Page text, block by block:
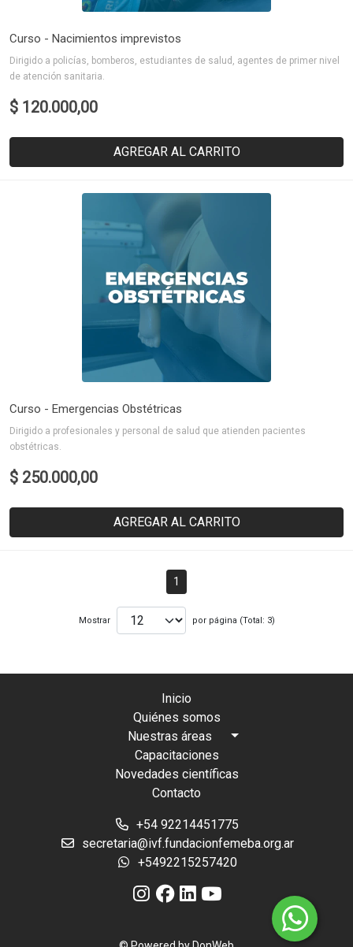
Curso - Nacimientos imprevistos
Dirigido a policías, bomberos, estudiantes de salud, agentes de primer nivel
de atención sanitaria.
$ 120.000,00
AGREGAR AL CARRITO
Curso - Emergencias Obstétricas
Dirigido a profesionales y personal de salud que atienden pacientes
obstétricas.
$ 250.000,00
AGREGAR AL CARRITO
1
Mostrar por página (Total: 3)
Inicio
Quiénes somos
Nuestras áreas
Capacitaciones
Novedades científicas
Contacto
+54 92214451775
secretaria@ivf.fundacionfemeba.org.ar
+5492215257420